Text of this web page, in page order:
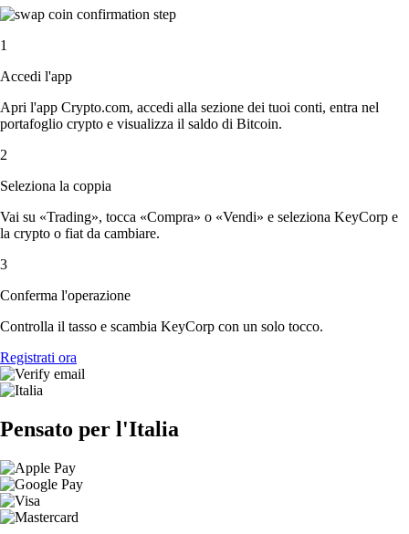
1
Accedi l'app
Apri l'app Crypto.com, accedi alla sezione dei tuoi conti, entra nel
portafoglio crypto e visualizza il saldo di Bitcoin.
2
Seleziona la coppia
Vai su «Trading», tocca «Compra» o «Vendi» e seleziona KeyCorp e
la crypto o fiat da cambiare.
3
Conferma l'operazione
Controlla il tasso e scambia KeyCorp con un solo tocco.
Registrati ora
Pensato per l'Italia